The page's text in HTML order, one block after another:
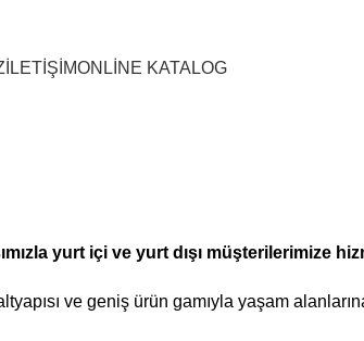
İLETİŞİMONLİNE KATALOG
yurt içi ve yurt dışı müşterilerimize
ve geniş ürün gamıyla yaşam